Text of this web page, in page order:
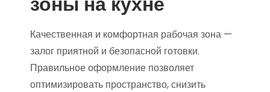
Качественная и комфортная рабочая зона —
залог приятной и безопасной готовки.
Правильное оформление позволяет
оптимизировать пространство, снизить